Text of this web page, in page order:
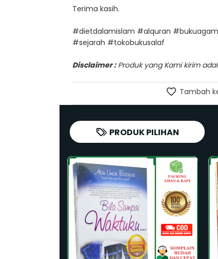
Terima kasih.
#dietdalamislam #alquran
#sejarah #tokobukusalaf
Disclaimer :Produk yang Kami kirim
Tambah
PRODUK PILIHAN